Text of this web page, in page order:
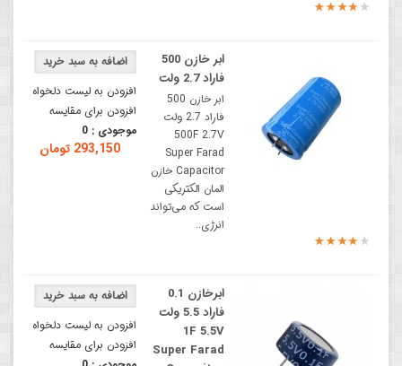
افزودن به لیست دلخواه
افزودن برای مقایسه
موجودی : 0
293,150 تومان
ابر خازن 500
فاراد 2.7 ولت
ابر خازن 500
فاراد 2.7 ولت
500F 2.7V
Super Farad
Capacitor خازن
المان الکتریکی
است که می‌تواند
انرژی..
افزودن به لیست دلخواه
افزودن برای مقایسه
ابرخازن 0.1
فاراد 5.5 ولت
1F 5.5V
Super Farad